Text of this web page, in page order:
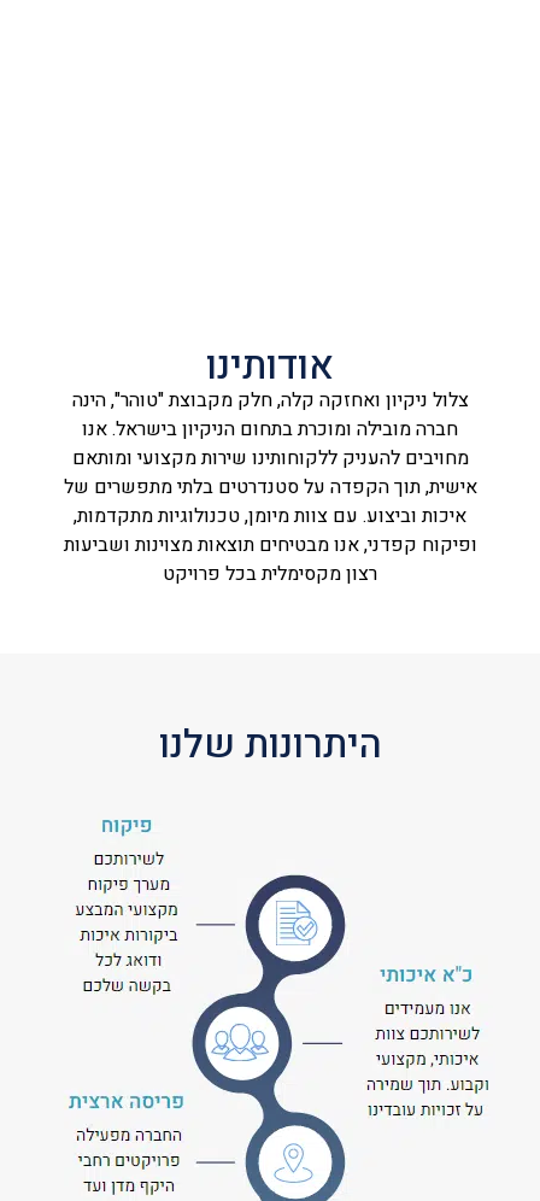
אודותינו
צלול ניקיון ואחזקה קלה, חלק מקבוצת "טוהר", הינה
חברה מובילה ומוכרת בתחום הניקיון בישראל. אנו
מחויבים להעניק ללקוחותינו שירות מקצועי ומותאם
אישית, תוך הקפדה על סטנדרטים בלתי מתפשרים של
איכות וביצוע. עם צוות מיומן, טכנולוגיות מתקדמות,
ופיקוח קפדני, אנו מבטיחים תוצאות מצוינות ושביעות
רצון מקסימלית בכל פרויקט
היתרונות שלנו